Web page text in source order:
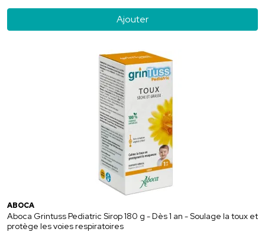
Ajouter
ABOCA
Aboca Grintuss Pediatric Sirop 180 g - Dès 1 an - Soulage la toux et
protège les voies respiratoires